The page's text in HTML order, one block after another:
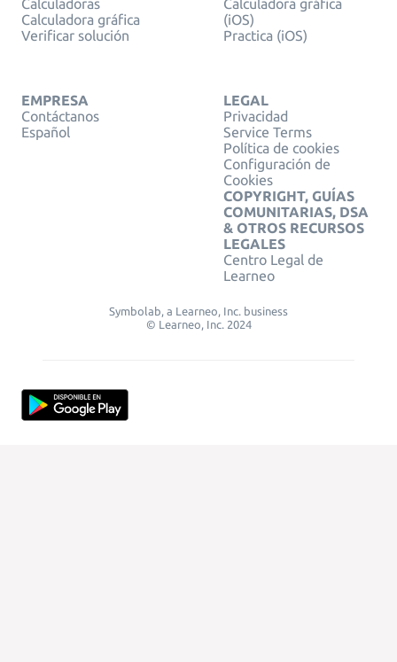
Calculadoras
Calculadora gráfica
Verificar solución
Calculadora gráfica
(iOS)
Practica (iOS)
EMPRESA
Contáctanos
Español
LEGAL
Privacidad
Service Terms
Política de cookies
Configuración de
Cookies
COPYRIGHT, GUÍAS
COMUNITARIAS, DSA
& OTROS RECURSOS
LEGALES
Centro Legal de
Learneo
Symbolab, a Learneo, Inc. business
© Learneo, Inc. 2024